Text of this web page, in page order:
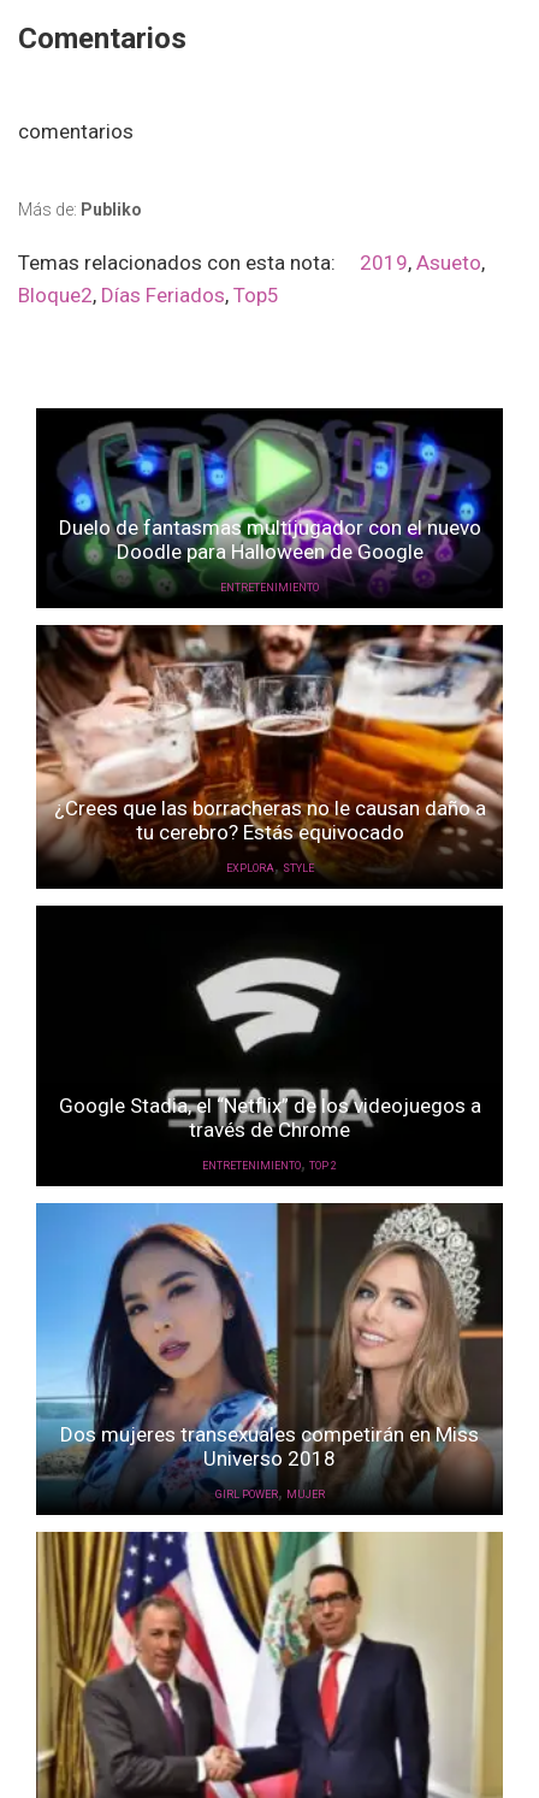
Comentarios
comentarios
Más de: Publiko
Temas relacionados con esta nota: 2019, Asueto,
Bloque2, Días Feriados, Top5
Duelo de fantasmas multijugador con el nuevo
Doodle para Halloween de Google
ENTRETENIMIENTO
¿Crees que las borracheras no le causan daño a
tu cerebro? Estás equivocado
EXPLORA, STYLE
Google Stadia, el “Netflix” de los videojuegos a
través de Chrome
ENTRETENIMIENTO, TOP 2
Dos mujeres transexuales competirán en Miss
Universo 2018
GIRL POWER, MUJER